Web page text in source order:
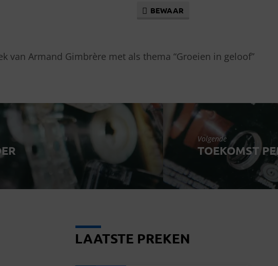
BEWAAR
van Armand Gimbrère met als thema “Groeien in geloof”
Volgende
TOEKOMST
LAATSTE PREKEN